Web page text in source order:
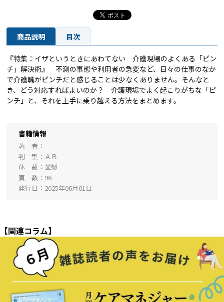
商品説明 目次
『特集：イザというときにあわてない 介護現場のよくある「ピン
チ」解決術』 不測の事態や利用者の急変など、日々の仕事のなか
で介護職がピンチだと感じることは少なくありません。そんなと
き、どう対応すればよいのか？ 介護現場でよく起こりがちな「ピ
ンチ」と、それを上手に乗り越える方法をまとめます。
書籍情報
著 者
判 型
ＡＢ
体 裁
並製
頁 数
96
発行日
2025年06月01日
【関連コラム】